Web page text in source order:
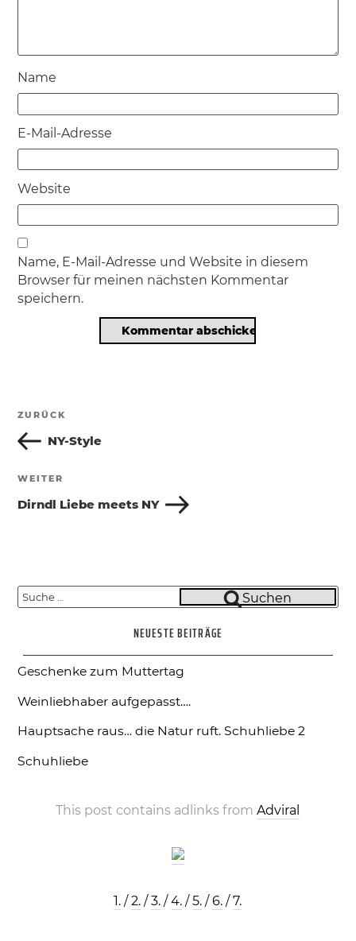
Name
E-Mail-Adresse
Website
Name, E-Mail-Adresse und Website in diesem
Browser für meinen nächsten Kommentar
speichern.
Beitragsnavigation
Vorheriger
Beitrag
ZURÜCK
NY-Style
Nächster
Beitrag
WEITER
Dirndl Liebe meets NY
Suche
nach:
Suchen
NEUESTE BEITRÄGE
Geschenke zum Muttertag
Weinliebhaber aufgepasst….
Hauptsache raus… die Natur ruft. Schuhliebe 2
Schuhliebe
This post contains adlinks fromAdviral
1. /2. /3. /4. /5. /6. /7.